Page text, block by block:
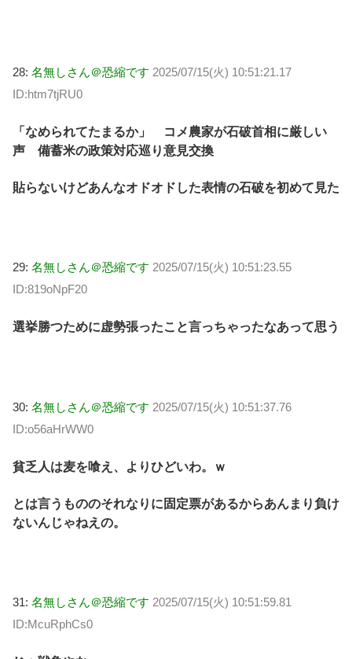
28: 名無しさん＠恐縮です 2025/07/15(火) 10:51:21.17
ID:htm7tjRU0
「なめられてたまるか」 コメ農家が石破首相に厳しい
声 備蓄米の政策対応巡り意見交換
貼らないけどあんなオドオドした表情の石破を初めて見た
29: 名無しさん＠恐縮です 2025/07/15(火) 10:51:23.55
ID:819oNpF20
選挙勝つために虚勢張ったこと言っちゃったなあって思う
30: 名無しさん＠恐縮です 2025/07/15(火) 10:51:37.76
ID:o56aHrWW0
貧乏人は麦を喰え、よりひどいわ。ｗ
とは言うもののそれなりに固定票があるからあんまり負け
ないんじゃねえの。
31: 名無しさん＠恐縮です 2025/07/15(火) 10:51:59.81
ID:McuRphCs0